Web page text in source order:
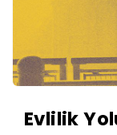
Evlilik